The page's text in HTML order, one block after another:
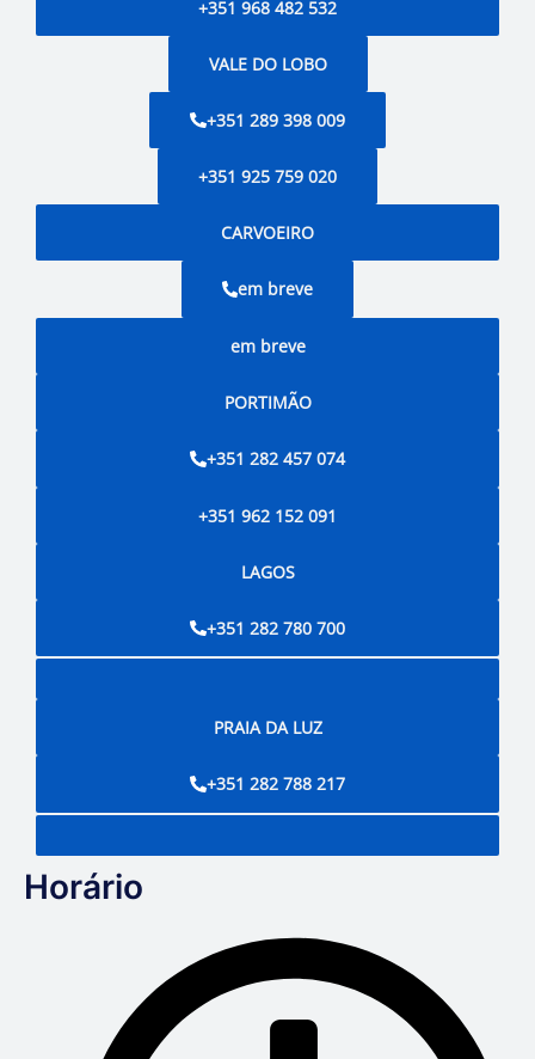
+351 968 482 532
VALE DO LOBO
+351 289 398 009
+351 925 759 020
CARVOEIRO
em breve
em breve
PORTIMÃO
+351 282 457 074
+351 962 152 091
LAGOS
+351 282 780 700
PRAIA DA LUZ
+351 282 788 217
Horário